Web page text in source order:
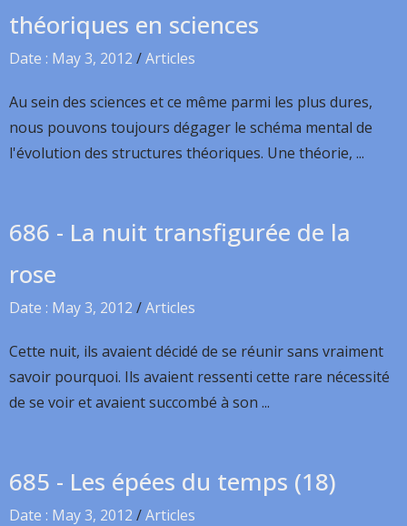
théoriques en sciences
Date : May 3, 2012 /Articles
Au sein des sciences et ce même parmi les plus dures,
nous pouvons toujours dégager le schéma mental de
l'évolution des structures théoriques. Une théorie, ...
686 - La nuit transfigurée de la
rose
Date : May 3, 2012 /Articles
Cette nuit, ils avaient décidé de se réunir sans vraiment
savoir pourquoi. Ils avaient ressenti cette rare nécessité
de se voir et avaient succombé à son ...
685 - Les épées du temps (18)
Date : May 3, 2012 /Articles